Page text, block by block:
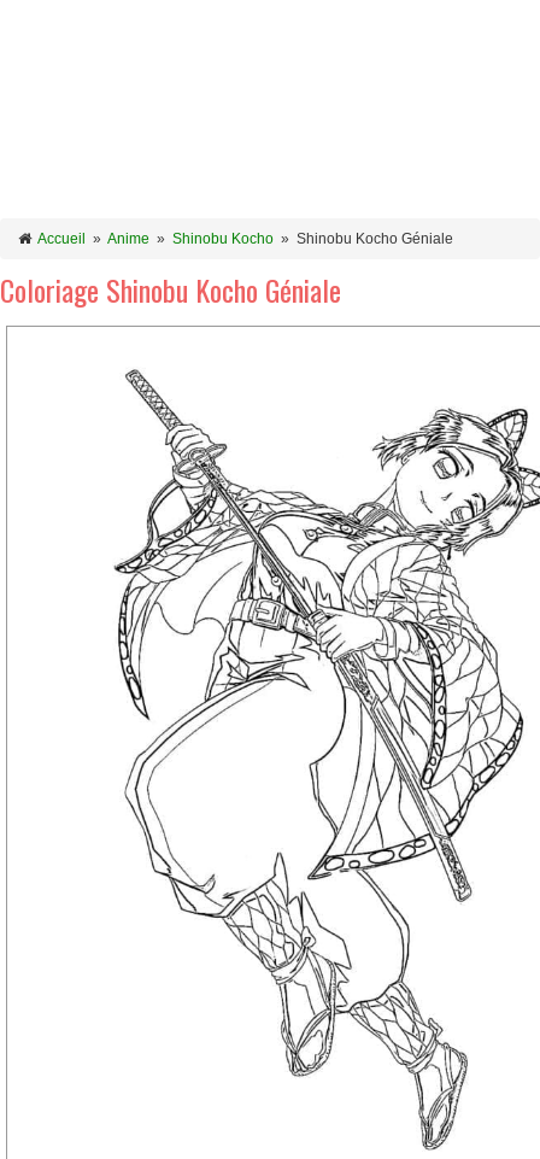
Accueil » Anime » Shinobu Kocho » Shinobu Kocho Géniale
Coloriage Shinobu Kocho Géniale